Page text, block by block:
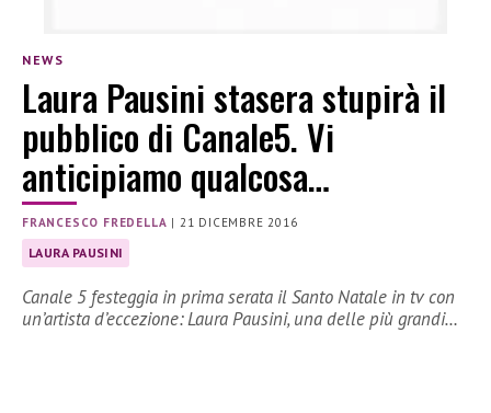
NEWS
Laura Pausini stasera stupirà il
pubblico di Canale5. Vi
anticipiamo qualcosa…
FRANCESCO FREDELLA | 21 DICEMBRE 2016
LAURA PAUSINI
Canale 5 festeggia in prima serata il Santo Natale in tv con
un’artista d’eccezione: Laura Pausini, una delle più grandi…